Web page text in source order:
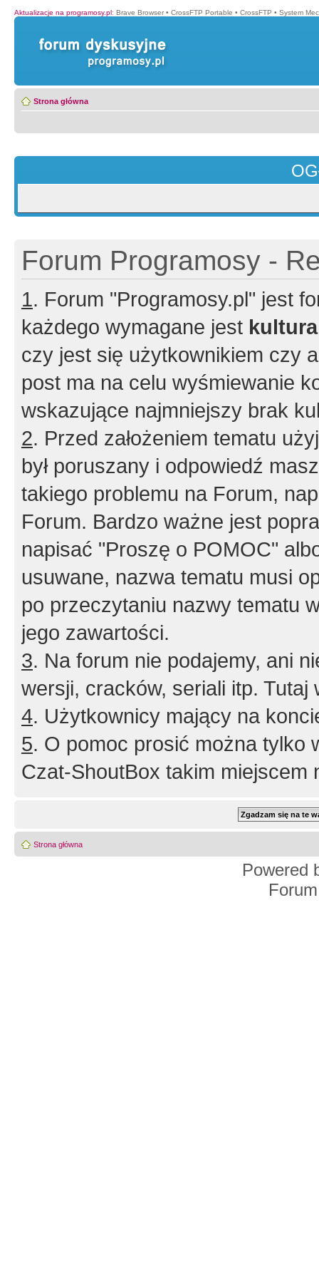
Aktualizacje na programosy.pl: Brave Browser • CrossFTP Portable • CrossFTP • System
Strona główna
Forum Programosy -
1. Forum "Programosy.pl" jest
każdego wymagane jest
czy jest się użytkownikiem czy
post ma na celu wyśmiewanie
wskazujące najmniejszy brak
2. Przed założeniem tematu
był poruszany i odpowiedź
takiego problemu na Forum,
Forum. Bardzo ważne jest
napisać "Proszę o POMOC"
usuwane, nazwa tematu musi
po przeczytaniu nazwy tematu
jego zawartości.
3. Na forum nie podajemy, ani
wersji, cracków, seriali itp. Tutaj
4. Użytkownicy mający na
5. O pomoc prosić można tylko
Czat-ShoutBox takim miejscem
Strona główna
Powered